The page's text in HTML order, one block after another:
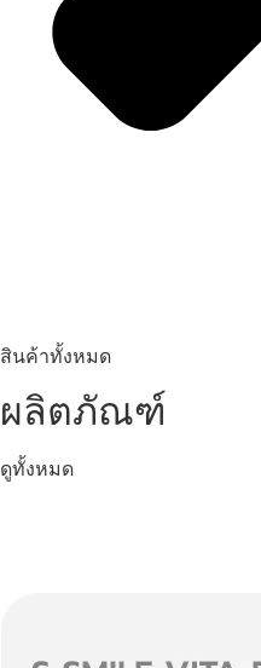
สินค้าทั้งหมด
ผลิตภัณฑ์
ดูทั้งหมด